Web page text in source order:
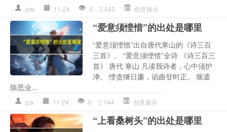
jzw 11-24 0 543 创意展示
“爱意须悭惜”的出处是哪里
“爱意须悭惜”出自唐代寒山的《诗三百
三首》。 “爱意须悭惜”全诗 《诗三百三
首》 唐代 寒山 凡读我诗者，心中须护
净。 悭贪继日廉，谄曲登时正。 驱遣
除恶业...
jza 11-24 0 144 创意展示
“上看桑树头”的出处是哪里